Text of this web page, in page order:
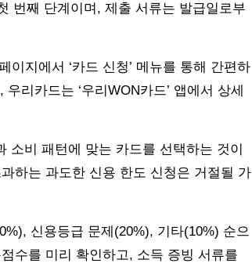
번째 단계이며, 제출 서류는 발급일로부
이지에서 ‘카드 신청’ 메뉴를 통해 간편하
리카드는 ‘우리WON카드’ 앱에서 상세
소비 패턴에 맞는 카드를 선택하는 것이
하는 과도한 신용 한도 신청은 거절될 가
신용등급 문제(20%), 기타(10%) 순으
수를 미리 확인하고, 소득 증빙 서류를